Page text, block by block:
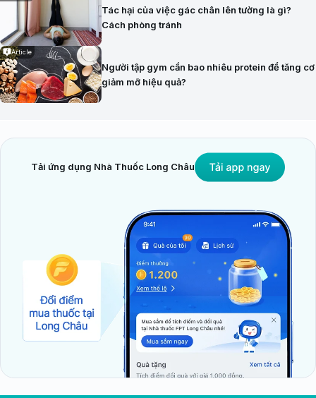
Tác hại của việc gác chân lên tường là gì?
Cách phòng tránh
Article
Người tập gym cần bao nhiêu protein để tăng cơ
giảm mỡ hiệu quả?
Tải ứng dụng Nhà Thuốc Long Châu